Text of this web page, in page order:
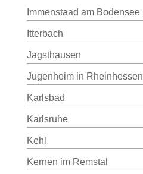
Immenstaad am Bodensee
Itterbach
Jagsthausen
Jugenheim in Rheinhessen
Karlsbad
Karlsruhe
Kehl
Kernen im Remstal